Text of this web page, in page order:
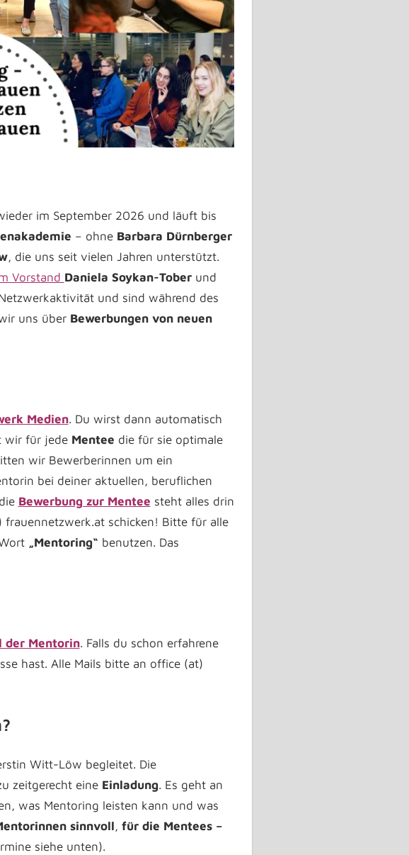
im September 2026 und läuft bis
– ohne Barbara Dürnberger
, die uns seit vielen Jahren unterstützt.
Vorstand Daniela Soykan-Toberund
und sind während des
uns über Bewerbungen von neuen
Medien. Du wirst dann automatisch
wir für jede Mentee die für sie optimale
wir Bewerberinnen um ein
bei deiner aktuellen, beruflichen
Bewerbung zur Mentee steht alles drin
frauennetzwerk.at schicken! Bitte für alle
„Mentoring“ benutzen. Das
der Mentorin. Falls du schon erfahrene
hast. Alle Mails bitte an office (at)
Witt-Löw begleitet. Die
zeitgerecht eine Einladung. Es geht an
was Mentoring leisten kann und was
sinnvoll, für die Mentees –
siehe unten).